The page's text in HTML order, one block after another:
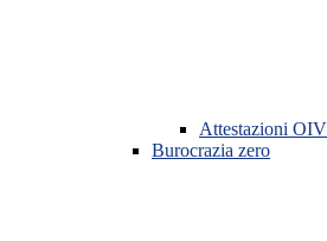
Attestazioni
Burocrazia zero